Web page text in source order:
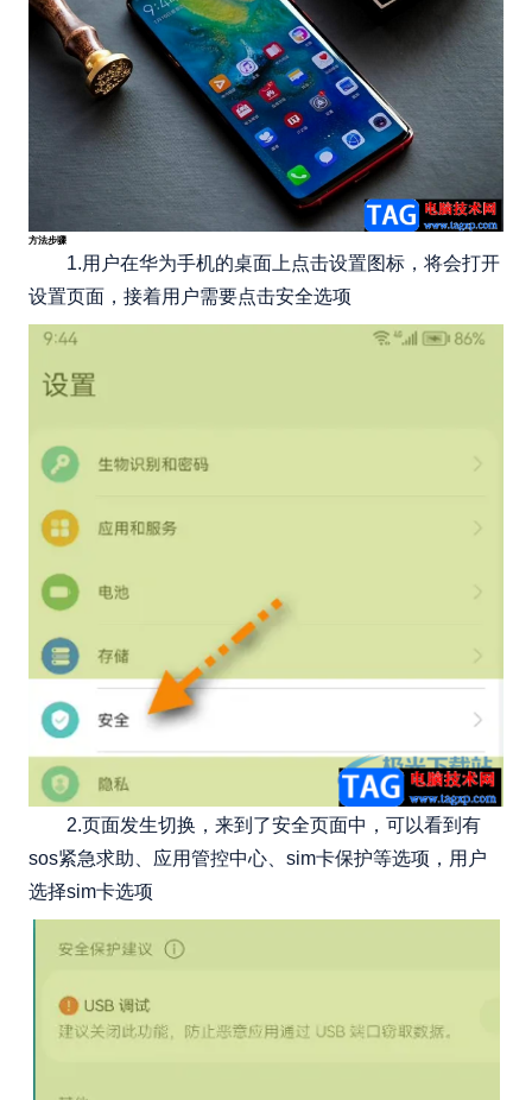
方法步骤
1.用户在华为手机的桌面上点击设置图标，将会打开
设置页面，接着用户需要点击安全选项
2.页面发生切换，来到了安全页面中，可以看到有
sos紧急求助、应用管控中心、sim卡保护等选项，用户
选择sim卡选项